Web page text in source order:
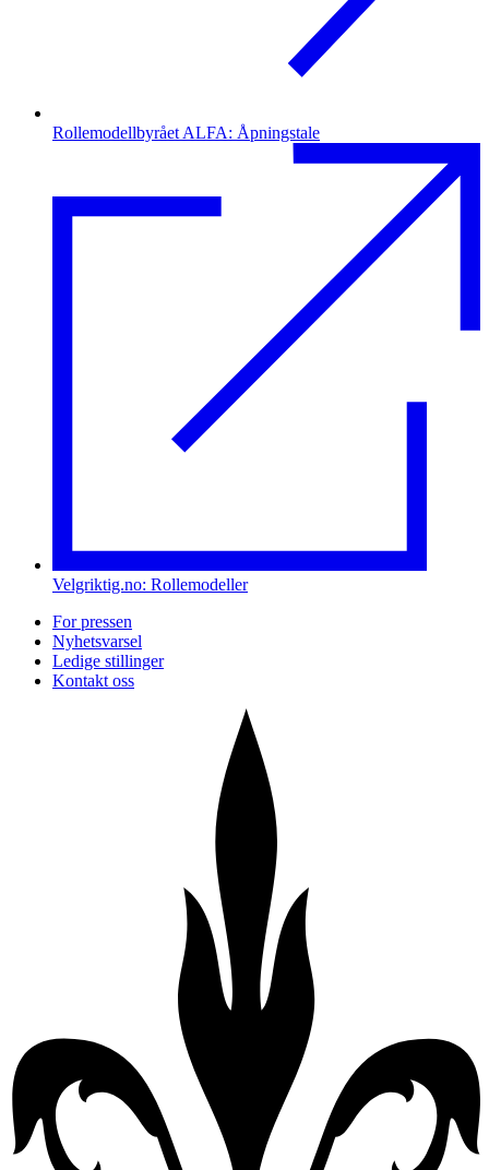
Rollemodellbyrået ALFA: Åpningstale
Velgriktig.no: Rollemodeller
For pressen
Nyhetsvarsel
Ledige stillinger
Kontakt oss